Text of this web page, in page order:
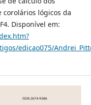
lógicos da
Disponível em:
edicao075/